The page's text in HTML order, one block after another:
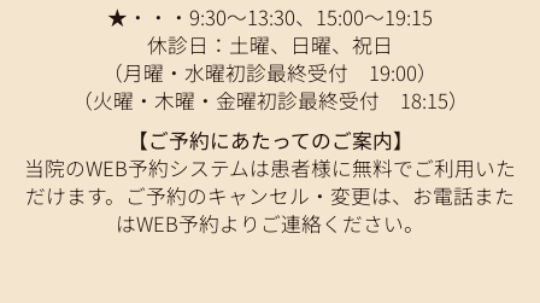
★・・・9:30～13:30、15:00～19:15
休診日：土曜、日曜、祝日
（月曜・水曜初診最終受付 19:00）
（火曜・木曜・金曜初診最終受付 18:15）
【ご予約にあたってのご案内】
当院のWEB予約システムは患者様に無料でご利用いた
だけます。ご予約のキャンセル・変更は、お電話また
はWEB予約よりご連絡ください。